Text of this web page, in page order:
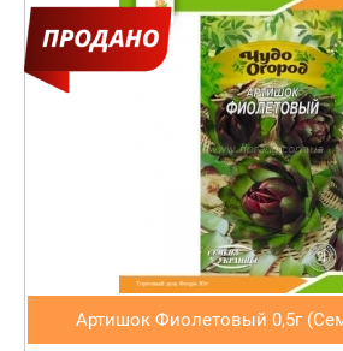
Артишок Фиолетовый 0,5г